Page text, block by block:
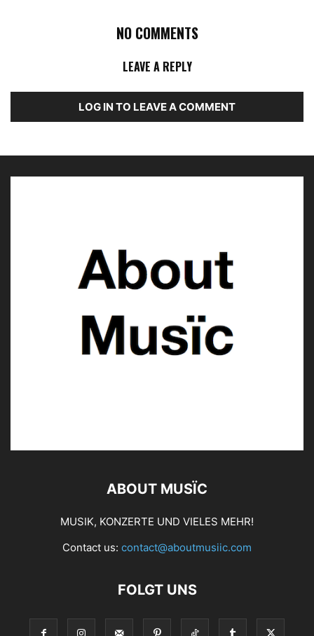
NO COMMENTS
LEAVE A REPLY
LOG IN TO LEAVE A COMMENT
ABOUT MUSÏC
MUSIK, KONZERTE UND VIELES MEHR!
Contact us: contact@aboutmusiic.com
FOLGT UNS